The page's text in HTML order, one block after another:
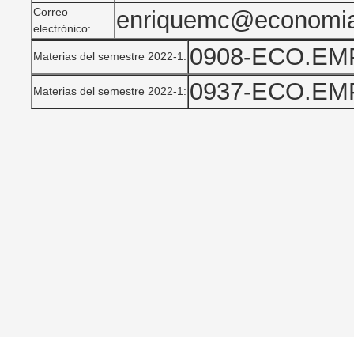
Correo
electrónico:
Materias del semestre 2022-1: 0908-
Materias del semestre 2022-1: 0937-